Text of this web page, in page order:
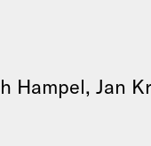
Hampel, Jan